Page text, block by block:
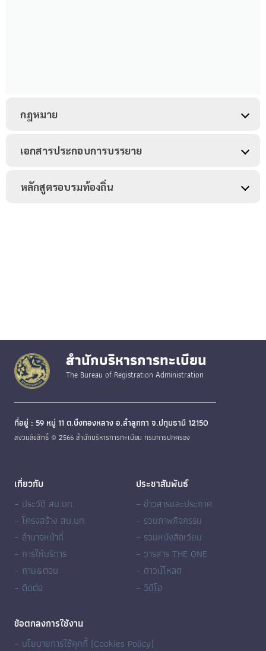
กฎหมาย
เอกสารประกอบการบรรยาย
หลักสูตรอบรมท้องถิ่น
สำนักบริหารการทะเบียน
The Bureau of Registration Administration
ที่อยู่ : 59 หมู่ 11 ต.บึงทองหลาง อ.ลำลูกกา จ.ปทุมธานี 12150
สงวนลิขสิทธิ์ © 2566 สำนักบริหารการทะเบียน กรมการปกครอง
เกี่ยวกับ
– ประวัติ สน.บท.
– โครงสร้าง สน.บท.
– อำนาจหน้าที่
– การให้บริการ
– ถาม&ตอบ
– ติดต่อ
ประชาสัมพันธ์
– ข่าวสารและประกาศ
– รวมภาพกิจกรรม
– รวมหนังสือเวียน
– วารสาร THE ONE
– ดาวน์โหลด
– วิดีโอ
ข้อตกลงการใช้งาน
– นโยบายการใช้คุกกี้ (Cookies Policy)